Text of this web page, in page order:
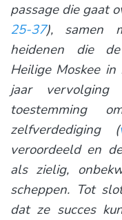
passage die gaat
25-37), samen
heidenen die
Heilige Moskee
jaar
toestemming
zelfverdediging (
veroordeeld en
als zielig,
scheppen. Tot
dat ze succes